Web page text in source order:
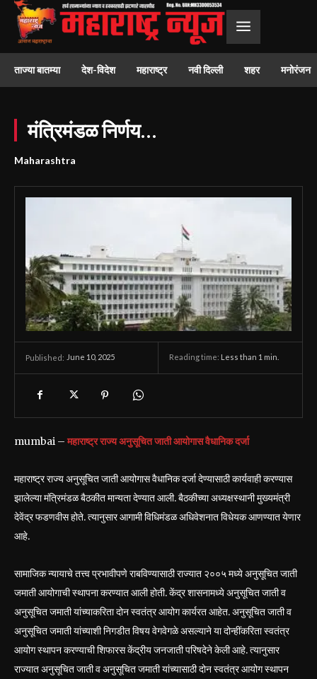
ताज्या बातम्या देश-विदेश महाराष्ट्र नवी दिल्ली शहर मनोरंजन
मंत्रिमंडळ निर्णय…
Maharashtra
Published: June 10, 2025 Reading time: Less than 1 min.
mumbai –महाराष्ट्र राज्य अनुसूचित जाती आयोगास वैधानिक दर्जा
महाराष्ट्र राज्य अनुसूचित जाती आयोगास वैधानिक दर्जा देण्यासाठी कार्यवाही करण्यास
झालेल्या मंत्रिमंडळ बैठकीत मान्यता देण्यात आली. बैठकीच्या अध्यक्षस्थानी मुख्यमंत्री
देवेंद्र फडणवीस होते. त्यानुसार आगामी विधिमंडळ अधिवेशनात विधेयक आणण्यात येणार
आहे.
सामाजिक न्यायाचे तत्त्व प्रभावीपणे राबविण्यासाठी राज्यात २००५ मध्ये अनुसूचित जाती
जमाती आयोगाची स्थापना करण्यात आली होती. केंद्र शासनामध्ये अनुसूचित जाती व
अनुसूचित जमाती यांच्याकरिता दोन स्वतंत्र आयोग कार्यरत आहेत. अनुसूचित जाती व
अनुसूचित जमाती यांच्याशी निगडीत विषय वेगवेगळे असल्याने या दोन्हींकरिता स्वतंत्र
आयोग स्थापन करण्याची शिफारस केंद्रीय जनजाती परिषदेने केली आहे. त्यानुसार
राज्यात अनुसूचित जाती व अनुसूचित जमाती यांच्यासाठी दोन स्वतंत्र आयोग स्थापन